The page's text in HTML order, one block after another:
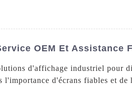
OEM Et Assistance
d'affichage industriel pour
d'écrans fiables et de